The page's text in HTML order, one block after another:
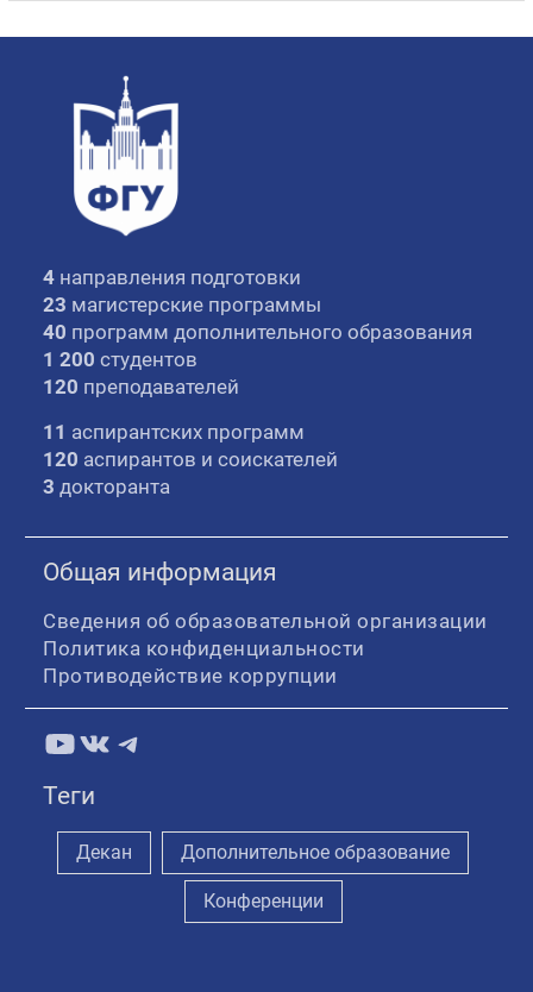
4 направления подготовки
23 магистерские программы
40 программ дополнительного образования
1 200 студентов
120 преподавателей
11 аспирантских программ
120 аспирантов и соискателей
3 докторанта
Общая информация
Сведения об образовательной организации
Политика конфиденциальности
Противодействие коррупции
YouTube
ВКонтакте
Telegram
Теги
Декан Дополнительное образование
Конференции